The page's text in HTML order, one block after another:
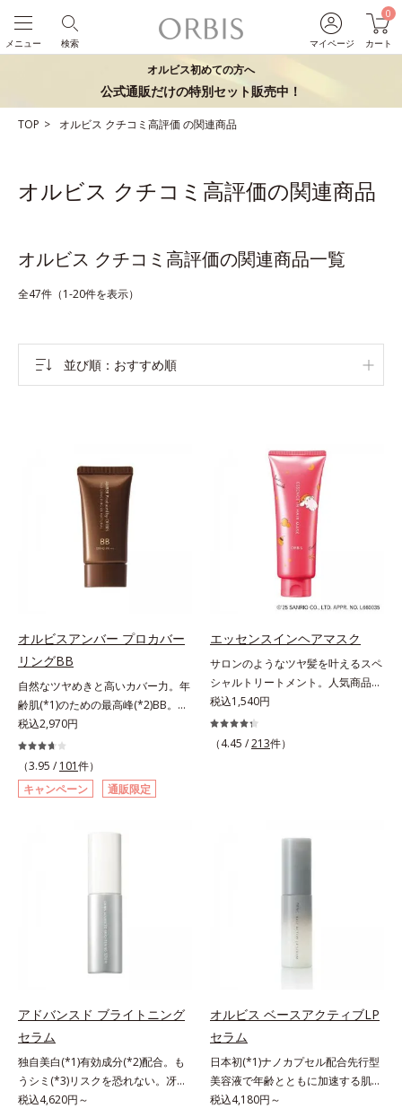
マイページ
0
カート
検索
メニュー
オルビス初めての方へ
公式通販だけの特別セット販売中！
TOP オルビス クチコミ高評価 の関連商品
オルビス クチコミ高評価の関連商品
オルビス クチコミ高評価の関連商品一覧
全47件（1-20件を表示）
並び順 おすすめ順
オルビスアンバー プロカバー
リングBB
自然なツヤめきと高いカバー力。年
齢肌(*1)のための最高峰(*2)BB。年
齢肌(*1)のための最高峰(*2)BBクリ
ームです。肌のアラを光でふわりと
とばし、くすみや凹凸も軽やかにカ
バー。さらに厚みのあるテクスチャ
ーが均一にのび広がり、しっかりカ
す。年齢肌による黄ぐすみや血色の
れ1本で、日中美容クリーム・日焼
け止め・化粧下地・カラーコントロ
ール・コンシーラー・パウダー・フ
ァンデーションの7役を兼ねる多機
能BB。慌ただしい朝でもパパッと
なツヤめきのある美肌に整えます。
*1 年齢を重ねた肌*2 オルビス内BB
クリームのカバー力
税込2,970円
（3.95 / 101件）
キャンペーン
通販限定
エッセンスインヘアマスク
サロンのようなツヤ髪を叶えるスペ
シャルトリートメント。人気商品
「エッセンスインヘアミルク」と同
じシリーズの、お風呂で美しいツヤ
髪を叶えるスペシャルヘアマスクで
し(*3)ます。お風呂でシャンプー後
に適量を髪になじませ、置き時間は
0秒。なじませてすぐに洗い流す手
軽さで、毛先までするんっとまとま
修成分（イソステアリン酸、イソス
テアロイル加水分解コラーゲン、イ
ソステアロイル加水分解シルク、ス
フィンゴ糖脂質、トコフェロール、
グリセリン、糖脂質、BG、イソス
税込1,540円
（4.45 /213件）
アドバンスド ブライトニング
セラム
独自美白(*1)有効成分(*2)配合。も
うシミ(*3)リスクを恐れない。冴え
わたる透明美肌(*4)へ。先端肌科学
税込4,620円～
オルビス ベースアクティブLP
セラム
日本初(*1)ナノカプセル配合先行型
美容液で年齢とともに加速する肌悩
み(*2)にブレーキを。スキンケアの
税込4,180円～